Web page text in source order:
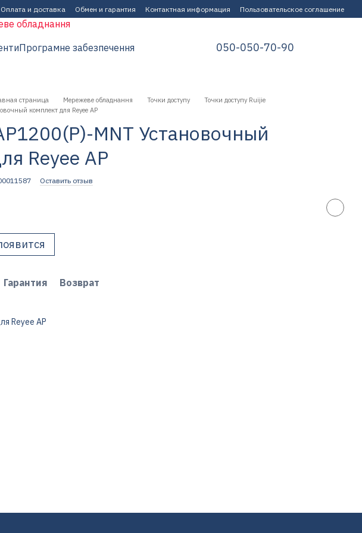
Оплата и доставка Обмен и гарантия Контактная информация Пользовательское соглашение
обладнання
Програмне забезпечення
050-050-70-90
страница Мережеве обладнання Точки доступу
Точки доступу Ruijie
комплект для Reyee AP
MNT Установочный
Reyee AP
Оставить отзыв
Гарантия
Возврат
Reyee AP